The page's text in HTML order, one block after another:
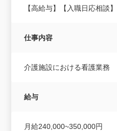
【高給与】【入職日応相談
仕事内容
介護施設における看護業務
給与
月給240,000~350,000円